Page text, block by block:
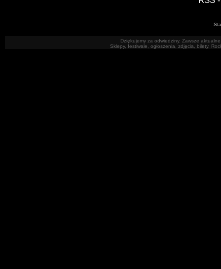
Dziękujemy za odwiedziny. Zawsze
Sklepy, festiwale, ogłoszenia, zdjęcia, bilety.